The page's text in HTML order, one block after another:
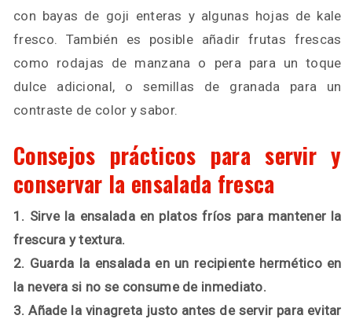
con bayas de goji enteras y algunas hojas de kale
fresco. También es posible añadir frutas frescas
como rodajas de manzana o pera para un toque
dulce adicional, o semillas de granada para un
contraste de color y sabor.
Consejos prácticos para servir y
conservar la ensalada fresca
1. Sirve la ensalada en platos fríos para mantener la
frescura y textura.
2. Guarda la ensalada en un recipiente hermético en
la nevera si no se consume de inmediato.
3. Añade la vinagreta justo antes de servir para evitar